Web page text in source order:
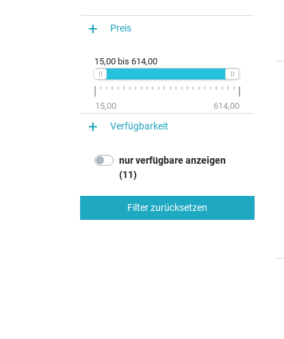
Preis
15,00 bis 614,00
15,00 614,00
Verfügbarkeit
nur verfügbare anzeigen
(11)
Filter zurücksetzen